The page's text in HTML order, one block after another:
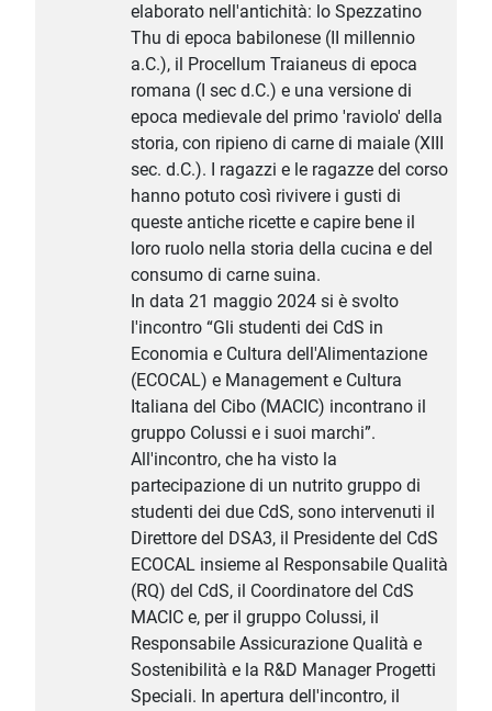
elaborato nell'antichità: lo Spezzatino
Thu di epoca babilonese (II millennio
a.C.), il Procellum Traianeus di epoca
romana (I sec d.C.) e una versione di
epoca medievale del primo 'raviolo' della
storia, con ripieno di carne di maiale (XIII
sec. d.C.). I ragazzi e le ragazze del corso
hanno potuto così rivivere i gusti di
queste antiche ricette e capire bene il
loro ruolo nella storia della cucina e del
consumo di carne suina.
In data 21 maggio 2024 si è svolto
l'incontro “Gli studenti dei CdS in
Economia e Cultura dell'Alimentazione
(ECOCAL) e Management e Cultura
Italiana del Cibo (MACIC) incontrano il
gruppo Colussi e i suoi marchi”.
All'incontro, che ha visto la
partecipazione di un nutrito gruppo di
studenti dei due CdS, sono intervenuti il
Direttore del DSA3, il Presidente del CdS
ECOCAL insieme al Responsabile Qualità
(RQ) del CdS, il Coordinatore del CdS
MACIC e, per il gruppo Colussi, il
Responsabile Assicurazione Qualità e
Sostenibilità e la R&D Manager Progetti
Speciali. In apertura dell'incontro, il